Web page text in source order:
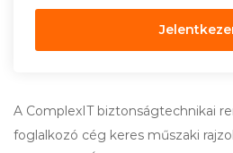
A ComplexIT biztonságtechnikai
foglalkozó cég keres műszaki